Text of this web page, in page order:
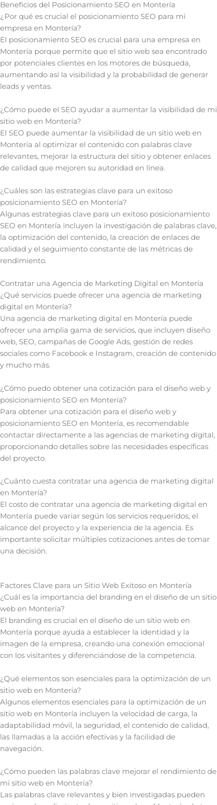
Beneficios del Posicionamiento SEO en Montería
¿Por qué es crucial el posicionamiento SEO para mi
empresa en Montería?
El posicionamiento SEO es crucial para una empresa en
Montería porque permite que el sitio web sea encontrado
por potenciales clientes en los motores de búsqueda,
aumentando así la visibilidad y la probabilidad de generar
leads y ventas.
¿Cómo puede el SEO ayudar a aumentar la visibilidad de mi
sitio web en Montería?
El SEO puede aumentar la visibilidad de un sitio web en
Montería al optimizar el contenido con palabras clave
relevantes, mejorar la estructura del sitio y obtener enlaces
de calidad que mejoren su autoridad en línea.
¿Cuáles son las estrategias clave para un exitoso
posicionamiento SEO en Montería?
Algunas estrategias clave para un exitoso posicionamiento
SEO en Montería incluyen la investigación de palabras clave,
la optimización del contenido, la creación de enlaces de
calidad y el seguimiento constante de las métricas de
rendimiento.
Contratar una Agencia de Marketing Digital en Montería
¿Qué servicios puede ofrecer una agencia de marketing
digital en Montería?
Una agencia de marketing digital en Montería puede
ofrecer una amplia gama de servicios, que incluyen diseño
web, SEO, campañas de Google Ads, gestión de redes
sociales como Facebook e Instagram, creación de contenido
y mucho más.
¿Cómo puedo obtener una cotización para el diseño web y
posicionamiento SEO en Montería?
Para obtener una cotización para el diseño web y
posicionamiento SEO en Montería, es recomendable
contactar directamente a las agencias de marketing digital,
proporcionando detalles sobre las necesidades específicas
del proyecto.
¿Cuánto cuesta contratar una agencia de marketing digital
en Montería?
El costo de contratar una agencia de marketing digital en
Montería puede variar según los servicios requeridos, el
alcance del proyecto y la experiencia de la agencia. Es
importante solicitar múltiples cotizaciones antes de tomar
una decisión.
Factores Clave para un Sitio Web Exitoso en Montería
¿Cuál es la importancia del branding en el diseño de un sitio
web en Montería?
El branding es crucial en el diseño de un sitio web en
Montería porque ayuda a establecer la identidad y la
imagen de la empresa, creando una conexión emocional
con los visitantes y diferenciándose de la competencia.
¿Qué elementos son esenciales para la optimización de un
sitio web en Montería?
Algunos elementos esenciales para la optimización de un
sitio web en Montería incluyen la velocidad de carga, la
adaptabilidad móvil, la seguridad, el contenido de calidad,
las llamadas a la acción efectivas y la facilidad de
navegación.
¿Cómo pueden las palabras clave mejorar el rendimiento de
mi sitio web en Montería?
Las palabras clave relevantes y bien investigadas pueden